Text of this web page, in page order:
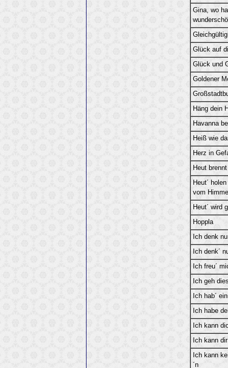
Gina, wo
Glück auf
Glück und
Goldener
Häng dein
Havanna
Heiß wie
Herz in
Heut
Heut´
vom
Heut´ wird
Hoppla
Ich denk
Ich denk´
Ich freu´
Ich geh
Ich hab´
Ich habe
Ich kann
Ich kann
Ich kann
´n